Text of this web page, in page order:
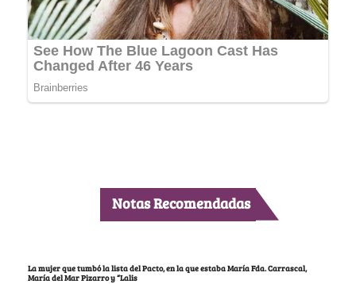
Notas Recomendadas
La mujer que tumbó la lista del Pacto, en la que estaba María Fda. Carrascal,
María del Mar Pizarro y “Lalis